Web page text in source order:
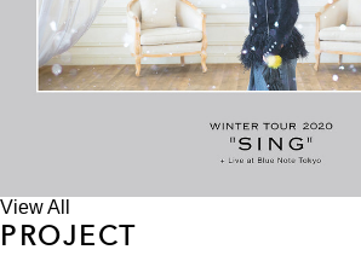
View All
PROJECT